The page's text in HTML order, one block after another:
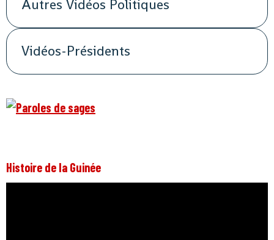
Autres Vidéos Politiques
Vidéos-Présidents
Histoire de la Guinée